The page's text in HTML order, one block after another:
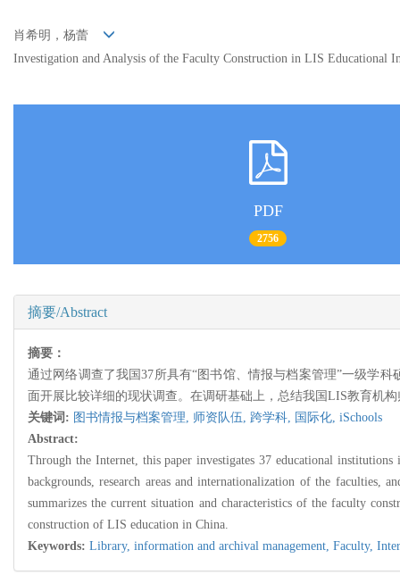
肖希明，杨蕾
Investigation and Analysis of the Faculty Construction in LIS Educational
PDF
2756
摘要/Abstract
摘要：
通过网络调查了我国37所具有“图书馆、情报与档案管理”一级学
面开展比较详细的现状调查。在调研基础上，总结我国LIS教育机
关键词: 图书情报与档案管理, 师资队伍, 跨学科, 国际化, iSchools
Abstract:
Through the Internet, this paper investigates 37 educational
backgrounds, research areas and internationalization of the faculties,
summarizes the current situation and characteristics of the faculty
construction of LIS education in China.
Keywords: Library, information and archival management, Faculty,